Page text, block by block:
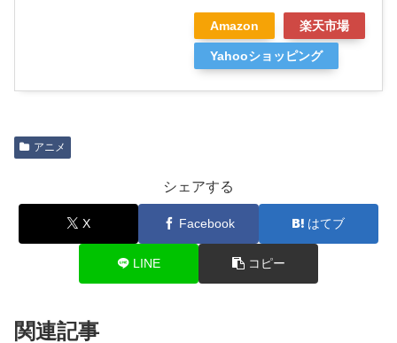
Amazon 楽天市場
Yahooショッピング
アニメ
シェアする
X Facebook はてブ
LINE コピー
関連記事